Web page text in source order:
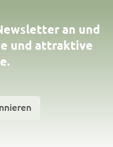
an und
und attraktive